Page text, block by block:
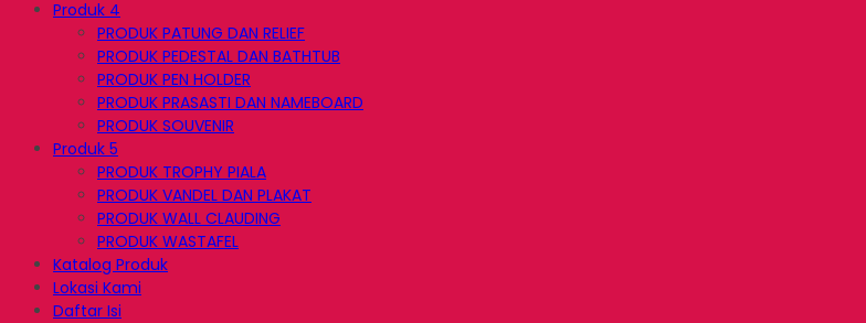
Produk 4
PRODUK PATUNG DAN RELIEF
PRODUK PEDESTAL DAN BATHTUB
PRODUK PEN HOLDER
PRODUK PRASASTI DAN NAMEBOARD
PRODUK SOUVENIR
Produk 5
PRODUK TROPHY PIALA
PRODUK VANDEL DAN PLAKAT
PRODUK WALL CLAUDING
PRODUK WASTAFEL
Katalog Produk
Lokasi Kami
Daftar Isi